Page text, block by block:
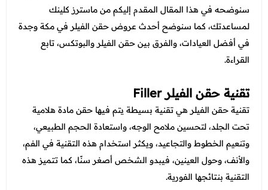
عروض العناية بالشعر
عروض الرجال
عروض جراحات التجميل
عروض قسم الطوارئ
عروض المختبر
عروض الباطنة
عروض العظام
عروض الانف والاذن والحنجرة
عروض العلاج الطبيعي
سنوضحه في هذا المقال المقدم إليكم من ماسترز كلينك
لمساعدتك، كما سنوضح أحدث عروض حقن الفيلر في مكة وجدة
في أفضل العيادات، والفرق بين حقن الفيلر والبوتكس، تابع
القراءة.
تقنية حقن الفيلر Filler
تقنية حقن الفيلر هي تقنية بسيطة يتم فيها حقن مادة هلامية
تحت الجلد، لتحسين ملامح الوجه، واستعادة الحجم الطبيعي،
وتنعيم الخطوط والتجاعيد، ويكثر استخدام هذه التقنية في الفم،
والأنف، وحول العينين، فيبدو الشخص أصغر سنًا، كما تتميز هذه
التقنية بنتائجها الفورية.